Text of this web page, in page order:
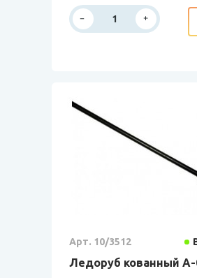
Арт. 10/3512
Ледоруб кованный А-